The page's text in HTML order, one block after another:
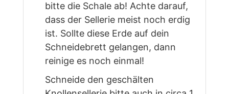
bitte die Schale ab! Achte darauf,
dass der Sellerie meist noch erdig
ist. Sollte diese Erde auf dein
Schneidebrett gelangen, dann
reinige es noch einmal!
Schneide den geschälten